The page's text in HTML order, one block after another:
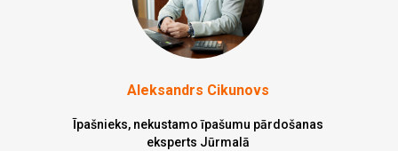
Aleksandrs Cikunovs
Īpašnieks, nekustamo īpašumu pārdošanas
eksperts Jūrmalā